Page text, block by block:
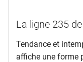
La ligne 235
Tendance et
affiche une forme